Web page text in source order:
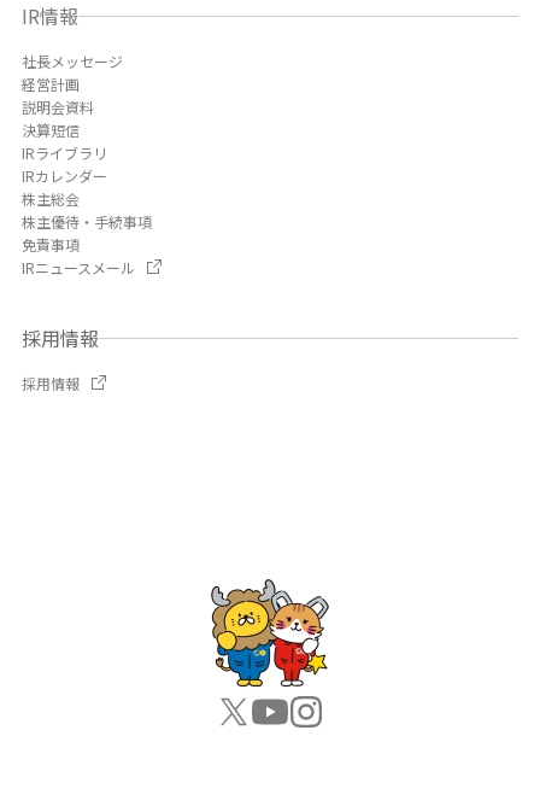
IR情報
社長メッセージ
経営計画
説明会資料
決算短信
IRライブラリ
IRカレンダー
株主総会
株主優待・手続事項
免責事項
IRニュースメール
採用情報
採用情報